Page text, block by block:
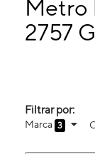
2757 Gulf To
Metro
2757
Filtrar por:
Marca 3